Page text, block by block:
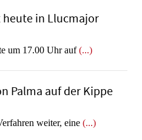
in Llucmajor
um 17.00 Uhr auf(...)
Palma auf der Kippe
weiter, eine (...)